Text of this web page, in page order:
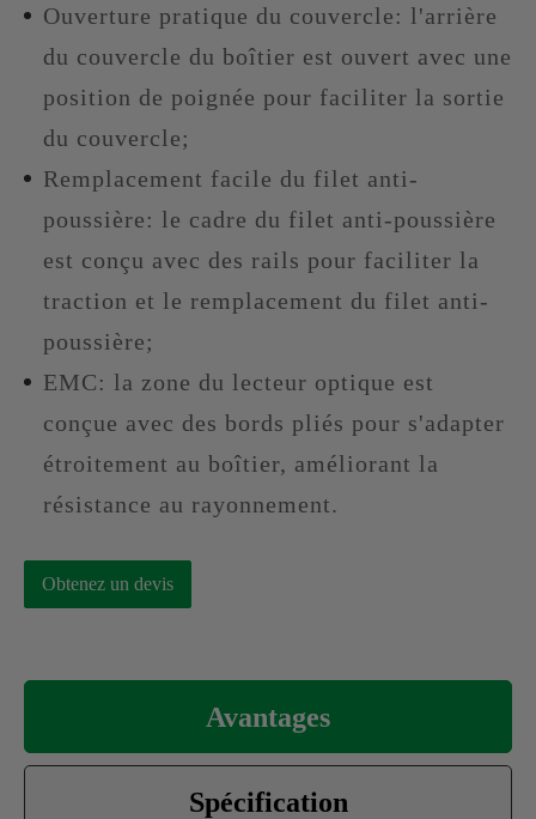
Ouverture pratique du couvercle: l'arrière
du couvercle du boîtier est ouvert avec une
position de poignée pour faciliter la sortie
du couvercle;
Remplacement facile du filet anti-
poussière: le cadre du filet anti-poussière
est conçu avec des rails pour faciliter la
traction et le remplacement du filet anti-
poussière;
EMC: la zone du lecteur optique est
conçue avec des bords pliés pour s'adapter
étroitement au boîtier, améliorant la
résistance au rayonnement.
Obtenez un devis
Avantages
Spécification